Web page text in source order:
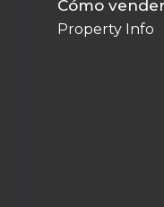
Cómo
Property Info